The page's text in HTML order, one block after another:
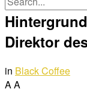
No
Direktor
in Black Coffee
AA